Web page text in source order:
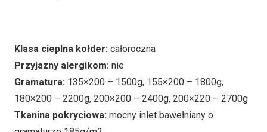
Klasa cieplna kołder: całoroczna
Przyjazny alergikom: nie
Gramatura: 135×200 – 1500g, 155×200 – 1800g,
180×200 – 2200g, 200×200 – 2400g, 200×220 – 2700g
Tkanina pokryciowa: mocny inlet bawełniany o